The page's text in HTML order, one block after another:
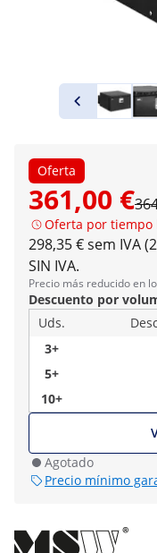
Oferta
361,00 €
Oferta por
298,35 € sem IVA
SIN IVA.
Precio más reducido en
Descuento por
Uds.
3+
5+
10+
Agotado
Precio mínimo